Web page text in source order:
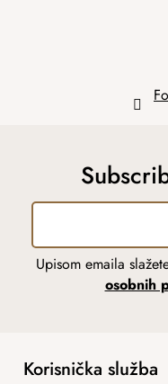
Upisom emaila
osobnih
Korisnička služba